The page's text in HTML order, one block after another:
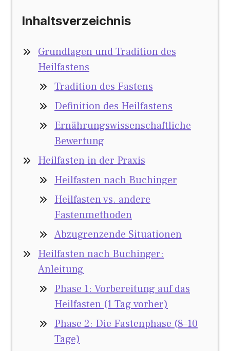
Inhaltsverzeichnis
Grundlagen und Tradition des
Heilfastens
Tradition des Fastens
Definition des Heilfastens
Ernährungswissenschaftliche
Bewertung
Heilfasten in der Praxis
Heilfasten nach Buchinger
Heilfasten vs. andere
Fastenmethoden
Abzugrenzende Situationen
Heilfasten nach Buchinger:
Anleitung
Phase 1: Vorbereitung auf das
Heilfasten (1 Tag vorher)
Phase 2: Die Fastenphase (8–10
Tage)